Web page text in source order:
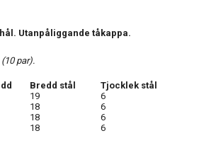
Utanpåliggande tåkappa.
par).
Bredd stål
Tjocklek stål
19
6
18
6
18
6
18 6